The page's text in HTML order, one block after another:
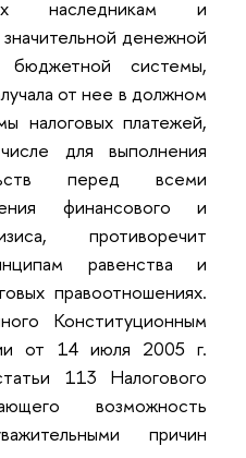
наследникам и
денежной
системы,
от нее в должном
налоговых платежей,
для выполнения
перед всеми
финансового и
противоречит
равенства и
правоотношениях.
Конституционным
от 14 июля 2005 г.
113 Налогового
возможность
причин